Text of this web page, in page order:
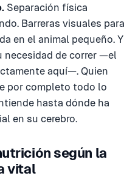
Separación física
Barreras visuales para
en el animal pequeño. Y
necesidad de correr —el
aquí—. Quien
por completo todo lo
hasta dónde ha
en su cerebro.
según la
vital